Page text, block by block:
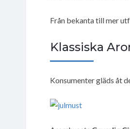
Från bekanta till mer
Klassiska
Konsumenter gläds åt